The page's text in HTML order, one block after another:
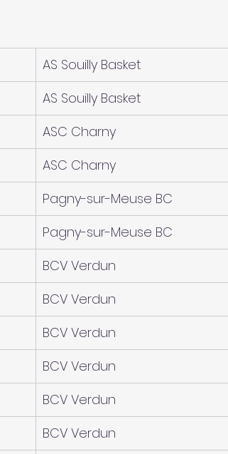
AS Souilly Basket
AS Souilly Basket
ASC Charny
ASC Charny
Pagny-sur-Meuse BC
Pagny-sur-Meuse BC
BCV Verdun
BCV Verdun
BCV Verdun
BCV Verdun
BCV Verdun
BCV Verdun